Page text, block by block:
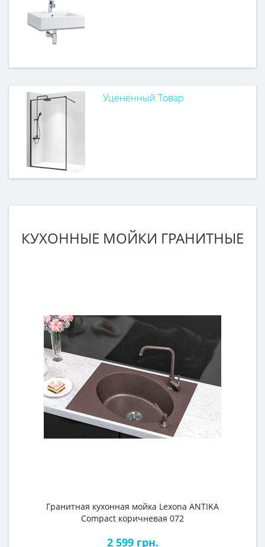
Уцененный Товар
КУХОННЫЕ МОЙКИ ГРАНИТНЫЕ
Гранитная кухонная мойка Lexona ANTIKA
Compact коричневая 072
2 599 грн.